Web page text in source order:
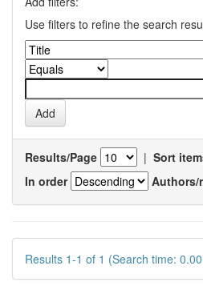
Use filters to refine the search
Results/Page | Sort
In order
Authors/
Results 1-1 of 1 (Search time: